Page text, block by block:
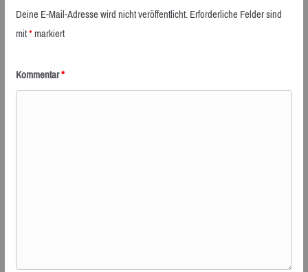
Deine E-Mail-Adresse wird nicht veröffentlicht.Erforderliche Felder sind
mit*markiert
Kommentar*